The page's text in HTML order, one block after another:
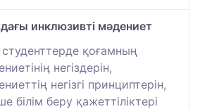
инклюзивті мәдениет
қоғамның
негіздерін,
негізгі принциптерін,
білім беру қажеттіліктері